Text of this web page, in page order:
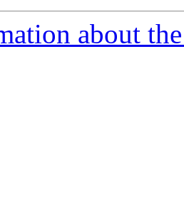
about